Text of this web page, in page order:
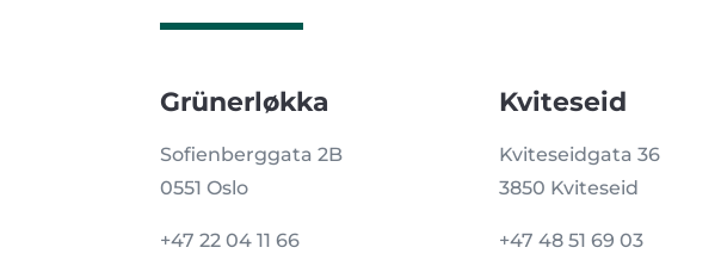
Grünerløkka
Sofienberggata 2B
0551 Oslo
+47 22 04 11 66
Kviteseid
Kviteseidgata 36
3850 Kviteseid
+47 48 51 69 03